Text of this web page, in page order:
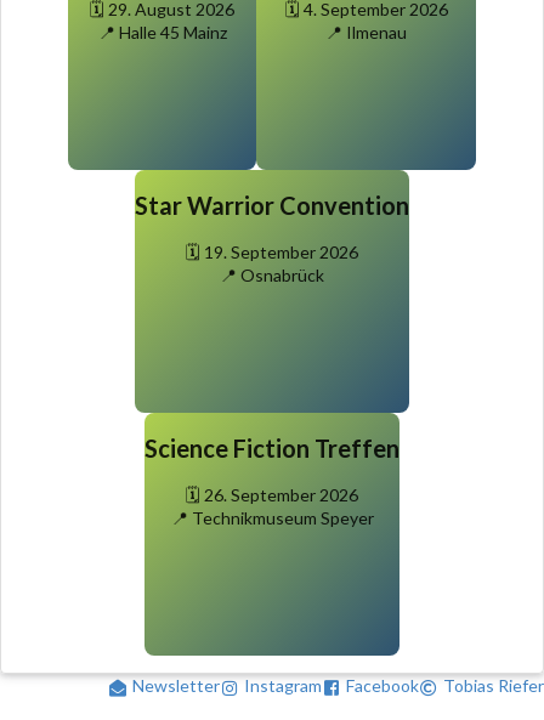
🗓️ 29. August 2026
📍 Halle 45 Mainz
🗓️ 4. September 2026
📍 Ilmenau
Star Warrior Convention
🗓️ 19. September 2026
📍 Osnabrück
Science Fiction Treffen
🗓️ 26. September 2026
📍 Technikmuseum Speyer
Newsletter Instagram Facebook Tobias Riefer